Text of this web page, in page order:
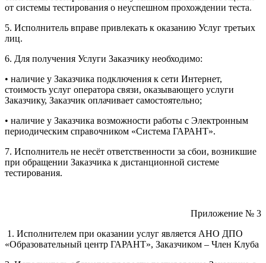
от системы тестирования о неуспешном прохождении теста.
5. Исполнитель вправе привлекать к оказанию Услуг третьих
лиц.
6. Для получения Услуги Заказчику необходимо:
• наличие у Заказчика подключения к сети Интернет,
стоимость услуг оператора связи, оказывающего услуги
Заказчику, Заказчик оплачивает самостоятельно;
• наличие у Заказчика возможности работы с Электронным
периодическим справочником «Система ГАРАНТ».
7. Исполнитель не несёт ответственности за сбои, возникшие
при обращении Заказчика к дистанционной системе
тестирования.
Приложение № 3
1. Исполнителем при оказании услуг является АНО ДПО
«Образовательный центр ГАРАНТ», Заказчиком – Член Клуба